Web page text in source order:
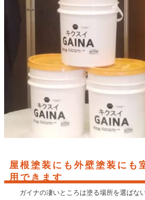
屋根塗装にも外壁塗装にも
用できます
ガイナの凄いところは塗る場所を選ばな